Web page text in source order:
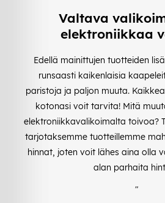
Valtava
elektroniikkaa
Edellä mainittujen tuotteiden
runsaasti kaikenlaisia
paristoja ja paljon muuta.
kotonasi voit tarvita! Mitä
elektroniikkavalikoimalta toivoa?
tarjotaksemme tuotteillemme
hinnat, joten voit lähes aina olla
alan parhaita
"